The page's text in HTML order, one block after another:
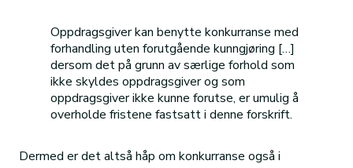
Oppdragsgiver kan benytte konkurranse med
forhandling uten forutgående kunngjøring […]
dersom det på grunn av særlige forhold som
ikke skyldes oppdragsgiver og som
oppdragsgiver ikke kunne forutse, er umulig å
overholde fristene fastsatt i denne forskrift.
Dermed er det altså håp om konkurranse også i